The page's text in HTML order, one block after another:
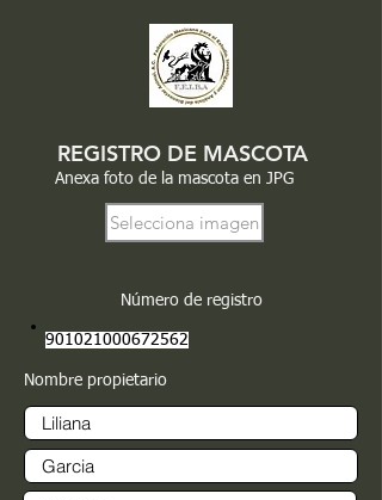
REGISTRO DE MASCOTA
Anexa foto de la mascota en JPG
Selecciona imagen
Número de registro
901021000672562
Nombre propietario